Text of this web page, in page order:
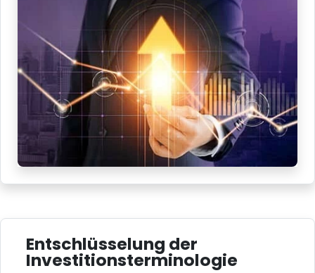
Entschlüsselung der
Investitionsterminologie